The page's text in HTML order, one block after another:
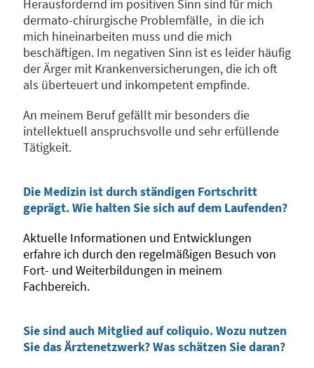
Herausfordernd im positiven Sinn sind für mich
dermato-chirurgische Problemfälle, in die ich
mich hineinarbeiten muss und die mich
beschäftigen. Im negativen Sinn ist es leider häufig
der Ärger mit Krankenversicherungen, die ich oft
als überteuert und inkompetent empfinde.
An meinem Beruf gefällt mir besonders die
intellektuell anspruchsvolle und sehr erfüllende
Tätigkeit.
Die Medizin ist durch ständigen Fortschritt
geprägt. Wie halten Sie sich auf dem Laufenden?
Aktuelle Informationen und Entwicklungen
erfahre ich durch den regelmäßigen Besuch von
Fort- und Weiterbildungen in meinem
Fachbereich.
Sie sind auch Mitglied auf coliquio. Wozu nutzen
Sie das Ärztenetzwerk? Was schätzen Sie daran?